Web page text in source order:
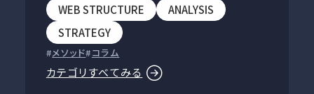
WEB STRUCTURE
ANALYSIS
STRATEGY
メソッド コラム
カテゴリすべてみる